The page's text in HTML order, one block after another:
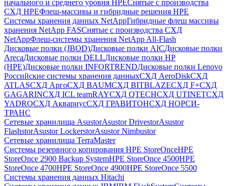
начального и среднего уровня HPEСнятые с производства
СХД HPEФлеш-массивы и гибридные решения HPE
Cистемы хранения данных NetAppГибридные флеш массивы
хранения NetApp FASСнятые с производства СХД
NetAppФлеш-системы хранения NetApp All-Flash
Дисковые полки (JBOD)Дисковые полки AICДисковые полки
ArecaДисковые полки DELLДисковые полки HP
(HPE)Дисковые полки INFORTRENDДисковые полки Lenovo
Российские системы хранения данныхСХД AeroDiskСХД
ATLASСХД AргоСХД BAUMСХД BITBLAZEСХД F+СХД
GAGARINСХД ICL teamRAYСХД QTECHСХД UTINETСХД
YADROСХД АквариусСХД ГРАВИТОНСХД НОРСИ-
ТРАНС
Сетевые хранилища AsustorAsustor DrivestorAsustor
FlashstorAsustor LockerstorAsustor Nimbustor
Сетевые хранилища TerraMaster
Системы резервного копирования HPE StoreOnceHPE
StoreOnce 2900 Backup SystemHPE StoreOnce 4500HPE
StoreOnce 4700HPE StoreOnce 4900HPE StoreOnce 5500
Системы хранения данных Hitachi